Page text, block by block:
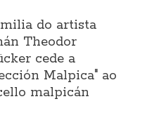
do artista
Theodor
cede a
Malpica" ao
malpicán